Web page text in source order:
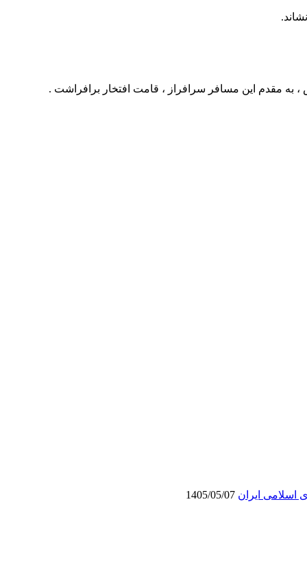
به مقدم این مسافر سرافراز ، قامت افتخار برافراشت .
اسلامی ایران